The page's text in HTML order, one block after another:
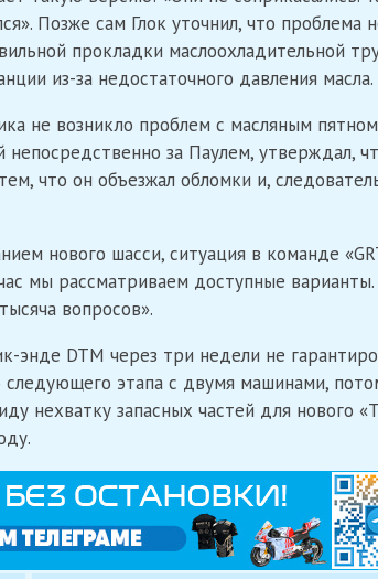
Позже сам Глок уточнил, что проблема
прокладки маслоохладительной
из-за недостаточного давления масла.
не возникло проблем с масляным
за Паулем, утверждал,
что он объезжал обломки и,
нового шасси, ситуация в команде
мы рассматриваем доступные
вопросов».
DTM через три недели не
этапа с двумя машинами,
нехватку запасных частей для нового